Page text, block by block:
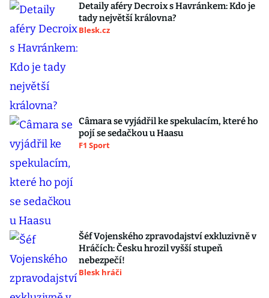
Detaily aféry Decroix s Havránkem: Kdo je
tady největší královna?
Blesk.cz
Câmara se vyjádřil ke spekulacím, které ho
pojí se sedačkou u Haasu
F1 Sport
Šéf Vojenského zpravodajství exkluzivně v
Hráčích: Česku hrozil vyšší stupeň
nebezpečí!
Blesk hráči